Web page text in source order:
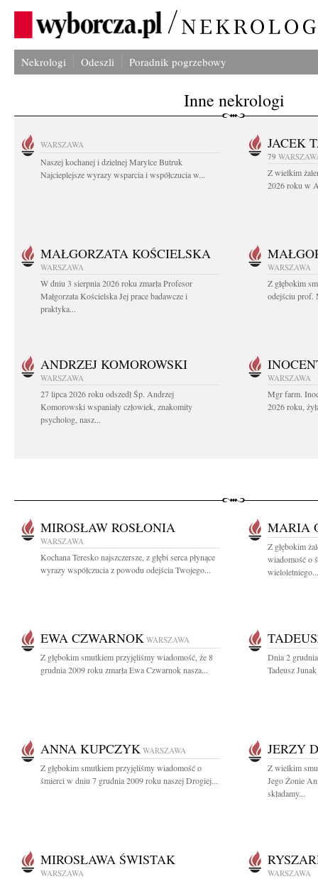
Nekrologi Odeszli Poradnik pogrzebowy
Inne nekrologi
WARSZAWA
Naszej kochanej i dzielnej Marylce Butruk
Najcieplejsze wyrazy wsparcia i współczucia w...
JACEK
79
Z wielkim
2026 roku w
MAŁGORZATA KOŚCIELSKA
WARSZAWA
W dniu 3 sierpnia 2026 roku zmarła Profesor
Małgorzata Kościelska Jej prace badawcze i
praktyka...
WARSZAWA
Z głębokim
odejściu prof.
ANDRZEJ KOMOROWSKI
WARSZAWA
27 lipca 2026 roku odszedł Śp. Andrzej
Komorowski wspaniały człowiek, znakomity
psycholog, nasz...
WARSZAWA
Mgr farm.
2026 roku,
MIROSŁAW ROSŁONIA
WARSZAWA
Kochana Teresko najszczersze, z głębi serca płynące
wyrazy współczucia z powodu odejścia Twojego...
MARIA
Z głębokim
wiadomość o
wieloletniego...
EWA CZWARNOK WARSZAWA
Z głębokim smutkiem przyjęliśmy wiadomość, że 8
grudnia 2009 roku zmarła Ewa Czwarnok nasza...
Dnia 2
Tadeusz
ANNA KUPCZYK WARSZAWA
Z głębokim smutkiem przyjęliśmy wiadomość o
śmierci w dniu 7 grudnia 2009 roku naszej Drogiej...
JERZY
Z wielkim
Jego Żonie
składamy...
MIROSŁAWA ŚWISTAK
WARSZAWA WARSZAWA